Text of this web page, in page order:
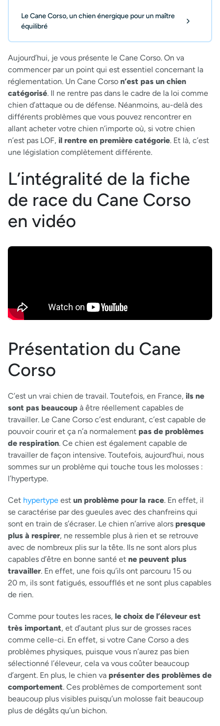
Le Cane Corso, un chien énergique pour un maître
équilibré
Aujourd’hui, je vous présente le Cane Corso. On va
commencer par un point qui est essentiel concernant la
réglementation. Un Cane Corso n’est pas un chien
catégorisé. Il ne rentre pas dans le cadre de la loi comme
chien d’attaque ou de défense. Néanmoins, au-delà des
différents problèmes que vous pouvez rencontrer en
allant acheter votre chien n’importe où, si votre chien
n’est pas LOF, il rentre en première catégorie. Et là, c’est
une législation complètement différente.
L’intégralité de la fiche
de race du Cane Corso
en vidéo
Présentation du Cane
Corso
C’est un vrai chien de travail. Toutefois, en France, ils ne
sont pas beaucoup à être réellement capables de
travailler. Le Cane Corso c’est endurant, c’est capable de
pouvoir courir et ça n’a normalement pas de problèmes
de respiration. Ce chien est également capable de
travailler de façon intensive. Toutefois, aujourd’hui, nous
sommes sur un problème qui touche tous les molosses :
l’hypertype.
Cet hypertype est un problème pour la race. En effet, il
se caractérise par des gueules avec des chanfreins qui
sont en train de s’écraser. Le chien n’arrive alors presque
plus à respirer, ne ressemble plus à rien et se retrouve
avec de nombreux plis sur la tête. Ils ne sont alors plus
capables d’être en bonne santé et ne peuvent plus
travailler. En effet, une fois qu’ils ont parcouru 15 ou
20 m, ils sont fatigués, essoufflés et ne sont plus capables
de rien.
Comme pour toutes les races, le choix de l’éleveur est
très important, et d’autant plus sur de grosses races
comme celle-ci. En effet, si votre Cane Corso a des
problèmes physiques, puisque vous n’aurez pas bien
sélectionné l’éleveur, cela va vous coûter beaucoup
d’argent. En plus, le chien va présenter des problèmes de
comportement. Ces problèmes de comportement sont
beaucoup plus visibles puisqu’un molosse fait beaucoup
plus de dégâts qu’un bichon.